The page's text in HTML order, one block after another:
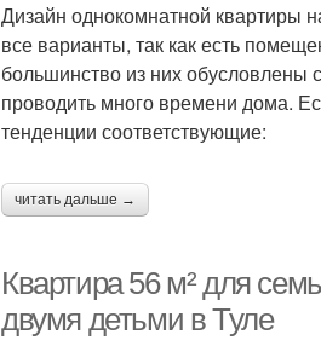
Дизайн однокомнатной квартиры
все варианты, так как есть
большинство из них обусловлены
проводить много времени дома.
тенденции соответствующие:
читать дальше →
Квартира 56 м² для
двумя детьми в Туле